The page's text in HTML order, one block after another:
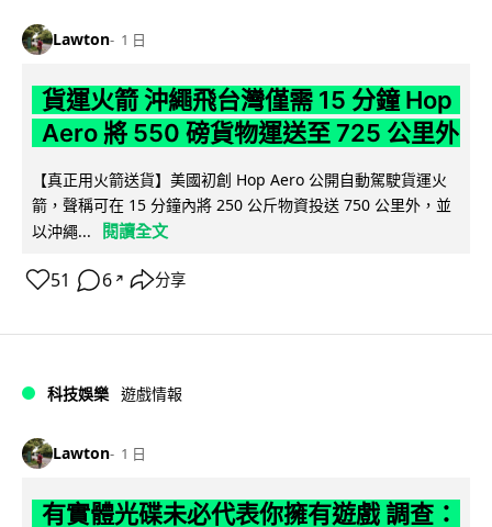
Lawton 1 日
貨運火箭 沖繩飛台灣僅需 15 分鐘 Hop
Aero 將 550 磅貨物運送至 725 公里外
【真正用火箭送貨】美國初創 Hop Aero 公開自動駕駛貨運火
箭，聲稱可在 15 分鐘內將 250 公斤物資投送 750 公里外，並
以沖繩...
閱讀全文
51 6 ↗ 分享
科技娛樂 遊戲情報
Lawton 1 日
有實體光碟未必代表你擁有遊戲 調查：